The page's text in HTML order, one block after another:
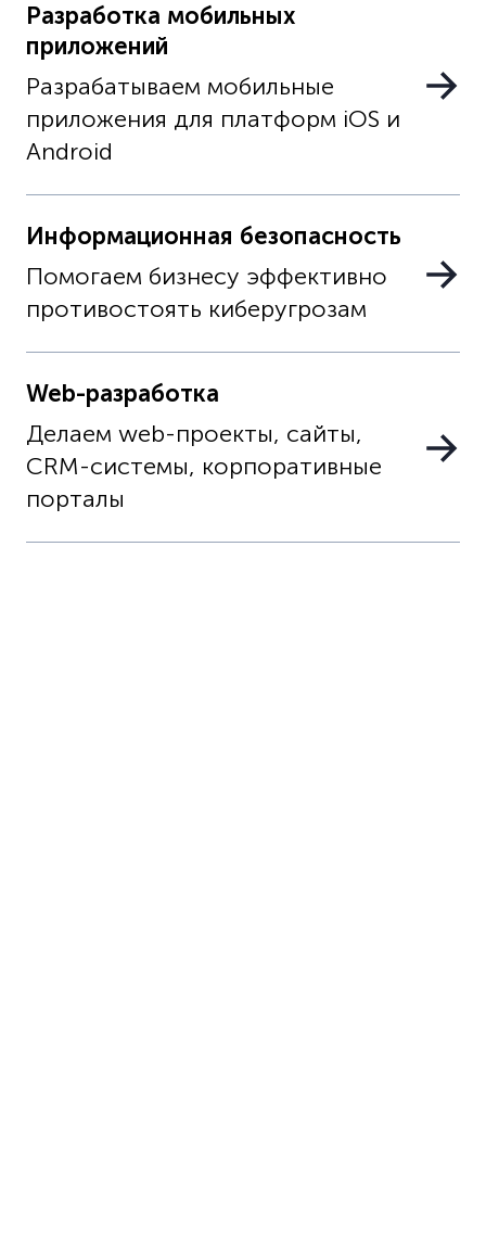
Разработка мобильных
приложений
Разрабатываем мобильные
приложения для платформ iOS и
Android
Информационная безопасность
Помогаем бизнесу эффективно
противостоять киберугрозам
Web-разработка
Делаем web-проекты, сайты,
CRM-системы, корпоративные
порталы